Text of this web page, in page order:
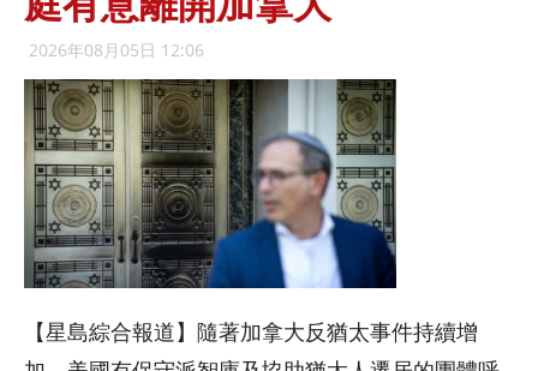
2026年08月05日 12:06
【星島綜合報道】隨著加拿大反猶太事件持續增